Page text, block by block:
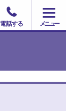
電話する